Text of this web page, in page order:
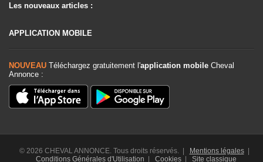
Les nouveaux articles :
APPLICATION MOBILE
NOUVEAU Téléchargez gratuitement l'application mobile Cheval
Annonce :
© 2026 CHEVAL ANNONCE. Tous droits réservés. | Mentions légales|
Conditions Générales d'Utilisation | Cookies| Site classique